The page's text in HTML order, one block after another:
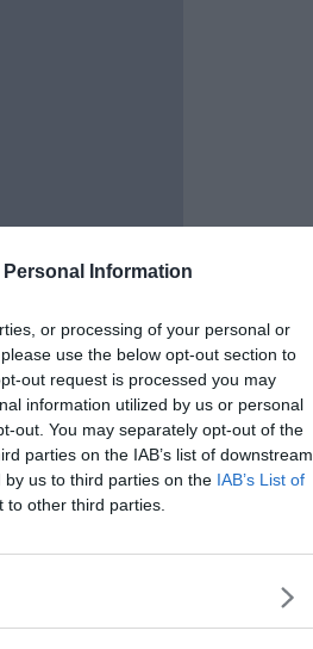
Information
or processing of your personal or
use the below opt-out section to
out request is processed you may
information utilized by us or personal
out. You may separately opt-out of the
parties on the IAB’s list of downstream
us to third parties on the IAB’s List of
other third parties.